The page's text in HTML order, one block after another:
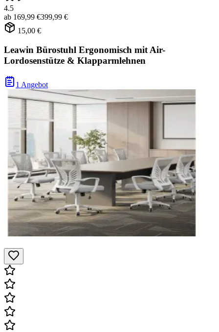
4.5
ab 169,99 €399,99 €
15,00 €
Leawin Bürostuhl Ergonomisch mit Air-
Lordosenstütze & Klapparmlehnen
1 Angebot